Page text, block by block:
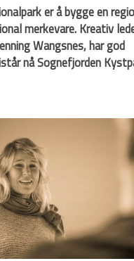
er å bygge en
merkevare. Kreativ
Wangsnes, har god
nå Sognefjorden